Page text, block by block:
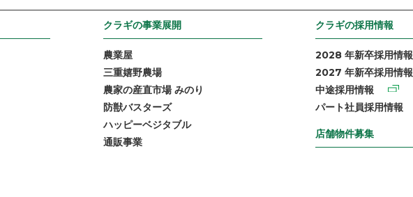
クラギの事業展開
農業屋
三重嬉野農場
農家の産直市場 みのり
防獣バスターズ
ハッピーベジタブル
通販事業
クラギの採用情報
2028 年新卒採用情報
2027 年新卒採用情報
中途採用情報
パート社員採用情報
店舗物件募集